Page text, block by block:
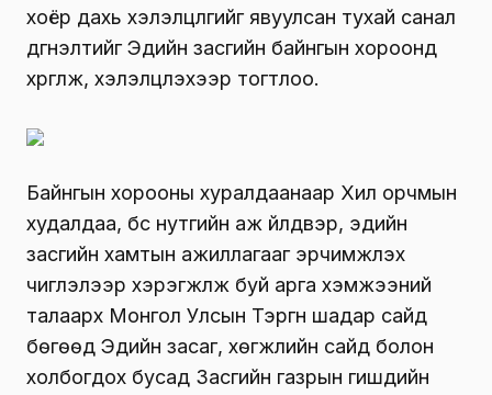
хоёр дахь хэлэлцүүлгийг явуулсан тухай санал
дүгнэлтийг Эдийн засгийн байнгын хороонд
хүргүүлж, хэлэлцүүлэхээр тогтлоо.
Байнгын хорооны хуралдаанаар Хил орчмын
худалдаа, бүс нутгийн аж үйлдвэр, эдийн
засгийн хамтын ажиллагааг эрчимжүүлэх
чиглэлээр хэрэгжүүлж буй арга хэмжээний
талаарх Монгол Улсын Тэргүүн шадар сайд
бөгөөд Эдийн засаг, хөгжлийн сайд болон
холбогдох бусад Засгийн газрын гишүүдийн